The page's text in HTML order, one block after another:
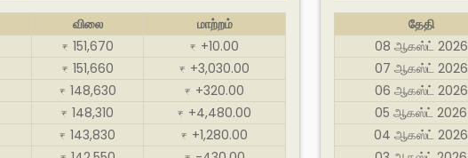
விலை மாற்றம்
₹ 151,670 ₹ +10.00
₹ 151,660 ₹ +3,030.00
₹ 148,630 ₹ +320.00
₹ 148,310 ₹ +4,480.00
₹ 143,830 ₹ +1,280.00
தேதி
08 ஆகஸ்ட் 2026
07 ஆகஸ்ட் 2026
06 ஆகஸ்ட் 2026
05 ஆகஸ்ட் 2026
04 ஆகஸ்ட் 2026